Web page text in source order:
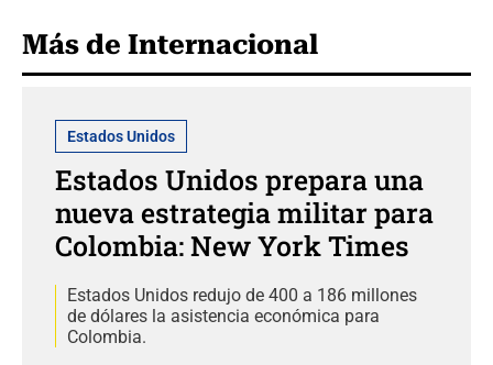
Más de Internacional
Estados Unidos
Estados Unidos prepara una
nueva estrategia militar para
Colombia: New York Times
Estados Unidos redujo de 400 a 186 millones
de dólares la asistencia económica para
Colombia.